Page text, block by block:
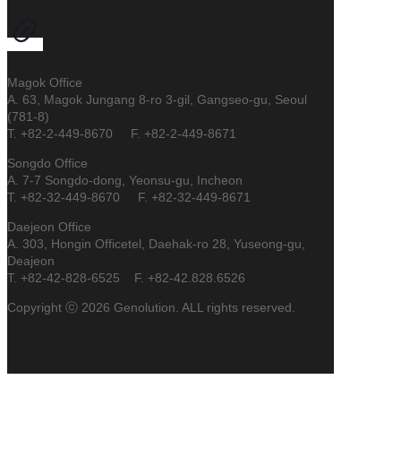
Magok Office
A. 63, Magok Jungang 8-ro 3-gil, Gangseo-gu, Seoul
(781-8)
T. +82-2-449-8670 F. +82-2-449-8671
Songdo Office
A. 7-7 Songdo-dong, Yeonsu-gu, Incheon
T. +82-32-449-8670 F. +82-32-449-8671
Daejeon Office
A. 303, Hongin Officetel, Daehak-ro 28, Yuseong-gu,
Deajeon
T. +82-42-828-6525 F. +82-42.828.6526
Copyright ⓒ 2026 Genolution. ALL rights reserved.